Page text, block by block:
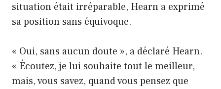
situation était irréparable, Hearn a exprimé
sa position sans équivoque.
« Oui, sans aucun doute », a déclaré Hearn.
« Écoutez, je lui souhaite tout le meilleur,
mais, vous savez, quand vous pensez que